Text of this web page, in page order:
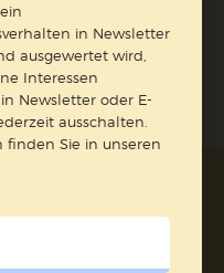
Impressum
in Newsletter
ausgewertet wird,
Interessen
Newsletter oder E-
ausschalten.
Sie in unseren